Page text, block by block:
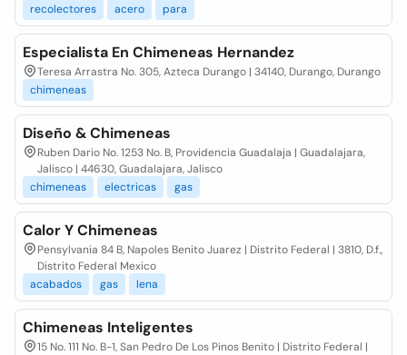
recolectores
acero para
Especialista En Chimeneas Hernandez
Teresa Arrastra No. 305, Azteca Durango | 34140, Durango, Durango
chimeneas
Diseño & Chimeneas
Ruben Dario No. 1253 No. B, Providencia Guadalaja | Guadalajara,
Jalisco | 44630, Guadalajara, Jalisco
chimeneas
electricas gas
Calor Y Chimeneas
Pensylvania 84 B, Napoles Benito Juarez | Distrito Federal | 3810, D.f.,
Distrito Federal Mexico
acabados
gas lena
Chimeneas Inteligentes
15 No. 111 No. B-1, San Pedro De Los Pinos Benito | Distrito Federal |